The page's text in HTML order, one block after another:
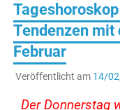
Tendenzen
Februar
Veröffentlicht am 14/
Der Donnerstag